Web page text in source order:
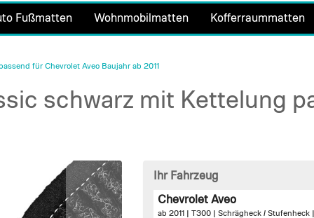
Fußmatten Wohnmobilmatten Kofferraummatten
für Chevrolet Aveo Baujahr ab 2011
schwarz mit Kettelung
Ihr Fahrzeug
Chevrolet Aveo
ab 2011 | T300 | Schrägheck / Stufenheck